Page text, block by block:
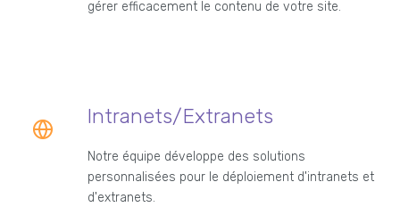
gérer efficacement le contenu de votre site.
Intranets/Extranets
Notre équipe développe des solutions
personnalisées pour le déploiement d'intranets et
d'extranets.